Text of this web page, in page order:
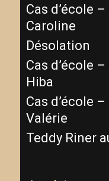
Cas d’école
Caroline
Désolation
Cas d’école
Hiba
Cas d’école
Valérie
Teddy Riner